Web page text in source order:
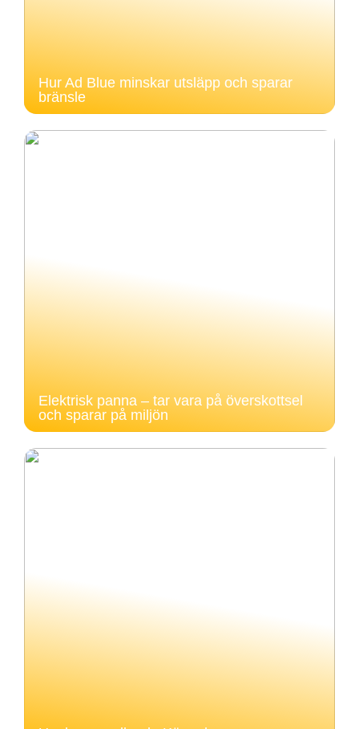
Hur Ad Blue minskar utsläpp och sparar
bränsle
Elektrisk panna – tar vara på överskottsel
och sparar på miljön